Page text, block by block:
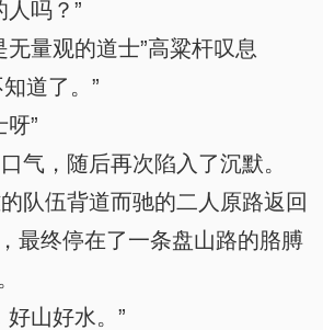
吗？”
量观的道士”高粱杆叹息
道了。”
”
气，随后再次陷入了沉默。
队伍背道而驰的二人原路返回
最终停在了一条盘山路的胳膊
山好水。”